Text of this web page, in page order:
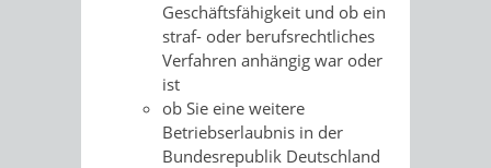
Geschäftsfähigkeit und ob ein
straf- oder berufsrechtliches
Verfahren anhängig war oder
ist
ob Sie eine weitere
Betriebserlaubnis in der
Bundesrepublik Deutschland